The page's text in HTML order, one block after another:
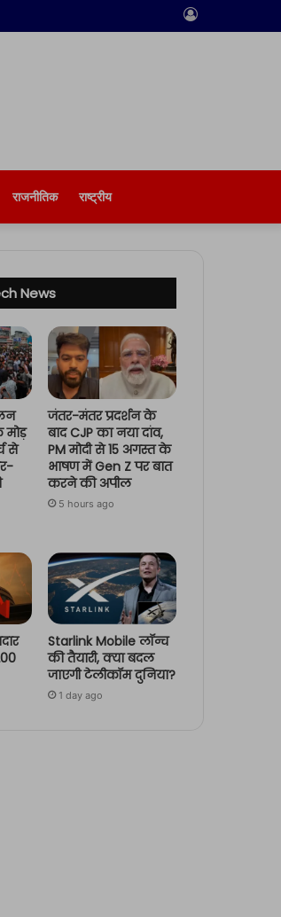
Log
राजनीतिक राष्ट्रीय
News
मोड़
से
जंतर-मंतर प्रदर्शन के
बाद CJP का नया दांव,
PM मोदी से 15 अगस्त के
भाषण में Gen Z पर बात
करने की अपील
5 hours ago
Starlink Mobile लॉन्च
की तैयारी, क्या बदल
जाएगी टेलीकॉम दुनिया?
1 day ago